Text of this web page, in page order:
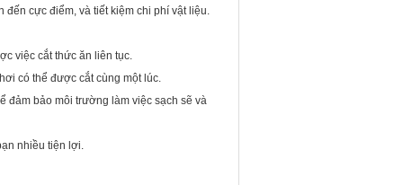
cực điểm, và tiết kiệm chi phí vật liệu.
việc cắt thức ăn liên tục.
có thể được cắt cùng một lúc.
đảm bảo môi trường làm việc sạch sẽ và
nhiều tiện lợi.